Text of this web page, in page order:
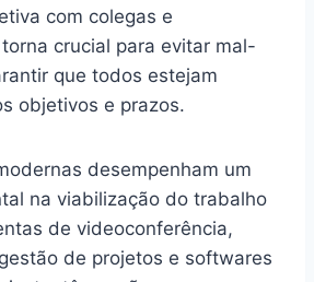
com colegas e
crucial para evitar mal-
que todos estejam
objetivos e prazos.
desempenham um
na viabilização do trabalho
de videoconferência,
de projetos e softwares